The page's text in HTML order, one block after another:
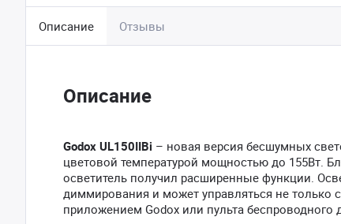
Описание Отзывы
Описание
Godox UL150IIBi – новая версия бесшумных
цветовой температурой мощностью до 155Вт.
осветитель получил расширенные функции.
диммирования и может управляться не
приложением Godox или пульта беспроводного